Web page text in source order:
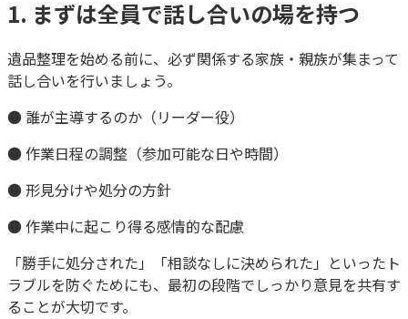
1. まずは全員で話し合いの場を持つ
遺品整理を始める前に、必ず関係する家族・親族が集まって
話し合いを行いましょう。
● 誰が主導するのか（リーダー役）
● 作業日程の調整（参加可能な日や時間）
● 形見分けや処分の方針
● 作業中に起こり得る感情的な配慮
「勝手に処分された」「相談なしに決められた」といったト
ラブルを防ぐためにも、最初の段階でしっかり意見を共有す
ることが大切です。